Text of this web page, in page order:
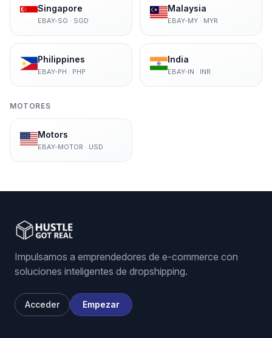
Singapore
EBAY-SG · SGD
Malaysia
EBAY-MY· MYR
Philippines
EBAY-PH · PHP
India
EBAY-IN · INR
MOTORES
Motors
EBAY-MOTOR · USD
Impulsamos a emprendedores de e-commerce con
soluciones inteligentes de dropshipping.
Acceder Empezar